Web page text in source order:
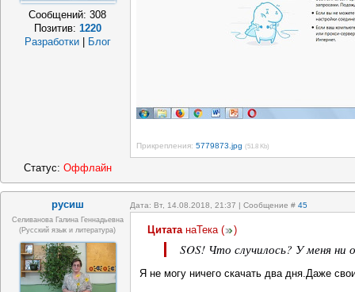
Сообщений:308
Позитив: 1220
Разработки
Блог
Прикрепления: 5779873.jpg (51.8 Kb)
Статус: Оффлайн
русиш Дата: Вт, 14.08.2018, 21:37 | Сообщение # 45
Селиванова Галина Геннадьевна
(русский язык и литература)
Цитата наТека( )
SOS! Что случилось? У меня ни
Я не могу ничего скачать два дня.Даже